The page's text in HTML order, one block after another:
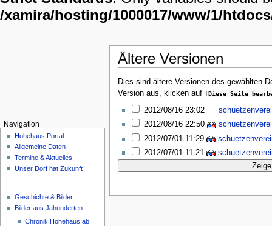
/xamira/hosting/1000017/www/1/
Ältere Versionen
Dies sind ältere Versionen des gewählten
Version aus, klicken auf [Diese Seite
2012/08/16 23:02
2012/08/16 22:50
2012/07/01 11:29
2012/07/01 11:21
Navigation
Hohehaus Portal
Allgemeine Daten
Termine & Aktuelles
Unser Dorf hat Zukunft
Geschichte & Bilder
Bilder aus Jahunderten
Chronik Hohehaus ab